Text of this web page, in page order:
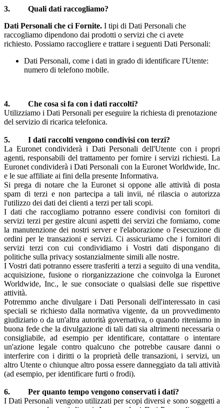
3. Quali dati raccogliamo?
Dati Personali che ci Fornite. I tipi di Dati Personali che
raccogliamo dipendono dai prodotti o servizi che ci avete
richiesto. Possiamo raccogliere e trattare i seguenti Dati Personali:
Dati Personali, come i dati in grado di identificare l'Utente:
numero di telefono mobile.
4. Che cosa si fa con i dati raccolti?
Utilizziamo i Dati Personali per eseguire la richiesta di prenotazione
del servizio di ricarica telefonica.
5. I dati raccolti vengono condivisi con terzi?
La Euronet condividerà i Dati Personali dell'Utente con i propri
agenti, responsabili del trattamento per fornire i servizi richiesti. La
Euronet condividerà i Dati Personali con la Euronet Worldwide, Inc.
e le sue affiliate ai fini della presente Informativa.
Si prega di notare che la Euronet si oppone alle attività di posta
spam di terzi e non partecipa a tali invii, né rilascia o autorizza
l'utilizzo dei dati dei clienti a terzi per tali scopi.
I dati che raccogliamo potranno essere condivisi con fornitori di
servizi terzi per gestire alcuni aspetti dei servizi che forniamo, come
la manutenzione dei nostri server e l'elaborazione o l'esecuzione di
ordini per le transazioni e servizi. Ci assicuriamo che i fornitori di
servizi terzi con cui condividiamo i Vostri dati dispongano di
politiche sulla privacy sostanzialmente simili alle nostre.
I Vostri dati potranno essere trasferiti a terzi a seguito di una vendita,
acquisizione, fusione o riorganizzazione che coinvolga la Euronet
Worldwide, Inc., le sue consociate o qualsiasi delle sue rispettive
attività.
Potremmo anche divulgare i Dati Personali dell'interessato in casi
speciali se richiesto dalla normativa vigente, da un provvedimento
giudiziario o da un'altra autorità governativa, o quando riteniamo in
buona fede che la divulgazione di tali dati sia altrimenti necessaria o
consigliabile, ad esempio per identificare, contattare o intentare
un'azione legale contro qualcuno che potrebbe causare danni o
interferire con i diritti o la proprietà delle transazioni, i servizi, un
altro Utente o chiunque altro possa essere danneggiato da tali attività
(ad esempio, per identificare furti o frodi).
6. Per quanto tempo vengono conservati i dati?
I Dati Personali vengono utilizzati per scopi diversi e sono soggetti a